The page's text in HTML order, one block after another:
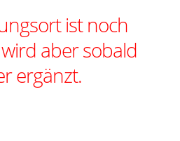
ist noch
aber sobald
ergänzt.